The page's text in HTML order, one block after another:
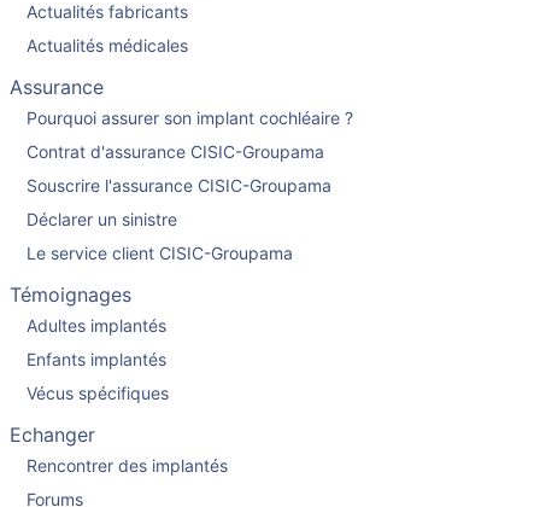
Actualités fabricants
Actualités médicales
Assurance
Pourquoi assurer son implant cochléaire ?
Contrat d'assurance CISIC-Groupama
Souscrire l'assurance CISIC-Groupama
Déclarer un sinistre
Le service client CISIC-Groupama
Témoignages
Adultes implantés
Enfants implantés
Vécus spécifiques
Echanger
Rencontrer des implantés
Forums